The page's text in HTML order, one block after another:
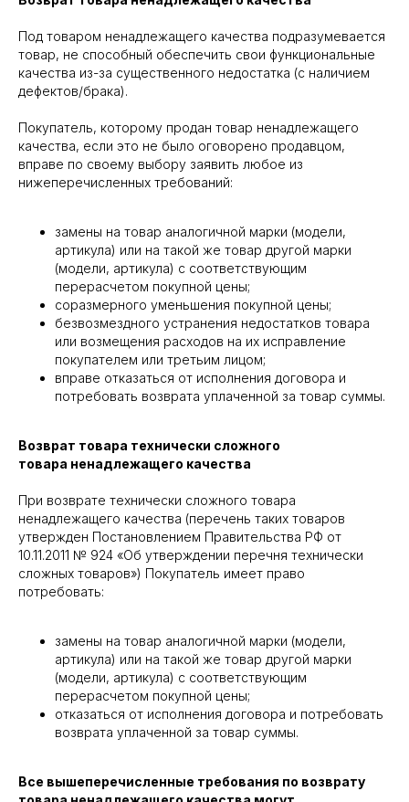
Под товаром ненадлежащего качества подразумевается
товар, не способный обеспечить свои функциональные
качества из-за существенного недостатка (с наличием
дефектов/брака).
Покупатель, которому продан товар ненадлежащего
качества, если это не было оговорено продавцом,
вправе по своему выбору заявить любое из
нижеперечисленных требований:
замены на товар аналогичной марки (модели,
артикула) или на такой же товар другой марки
(модели, артикула) с соответствующим
перерасчетом покупной цены;
соразмерного уменьшения покупной цены;
безвозмездного устранения недостатков товара
или возмещения расходов на их исправление
покупателем или третьим лицом;
вправе отказаться от исполнения договора и
потребовать возврата уплаченной за товар суммы.
Возврат товара технически сложного
товара ненадлежащего качества
При возврате технически сложного товара
ненадлежащего качества (перечень таких товаров
утвержден Постановлением Правительства РФ от
10.11.2011 № 924 «Об утверждении перечня технически
сложных товаров») Покупатель имеет право
потребовать:
замены на товар аналогичной марки (модели,
артикула) или на такой же товар другой марки
(модели, артикула) с соответствующим
перерасчетом покупной цены;
отказаться от исполнения договора и потребовать
возврата уплаченной за товар суммы.
Все вышеперечисленные требования по возврату